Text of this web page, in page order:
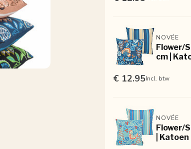
NOVÉE
Flower/
cm |
€ 12.95Incl. btw
NOVÉE
Flower/
| Katoen